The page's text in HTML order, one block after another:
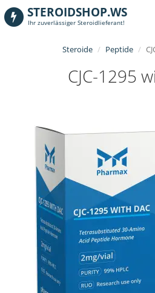
STEROIDSHOP.WS
Ihr zuverlässiger Steroidlieferant!
Steroide Peptide
CJC-1295